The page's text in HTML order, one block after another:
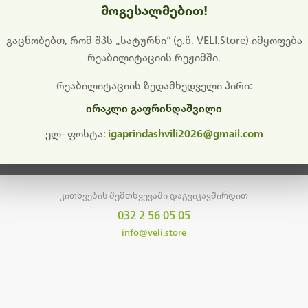
გიხდით შეფერხებისთვის. ამჟამად მიმდინარეობს
განახლება და ტექნიკური სამუშაოები.
მალე ისევ ხელმისაწვდომი იქნება. გმადლობთ მოთმინებისთვის!
მთავარ გვერდზე დაბრუნება
კითხვების შემთხვევაში დაგვიკავშირდით
032 2 56 05 05
info@veli.store
მოგესალმებით!
გაცნობებთ, რომ შპს „სატურნი“ (ე.წ. VELI.Store) იმყოფება
რეაბილიტაციის რეჟიმში.
რეაბილიტაციის ზედამხედველი პირი:
ირაკლი გაფრინდაშვილი
ელ- ფოსტა: igaprindashvili2026@gmail.com